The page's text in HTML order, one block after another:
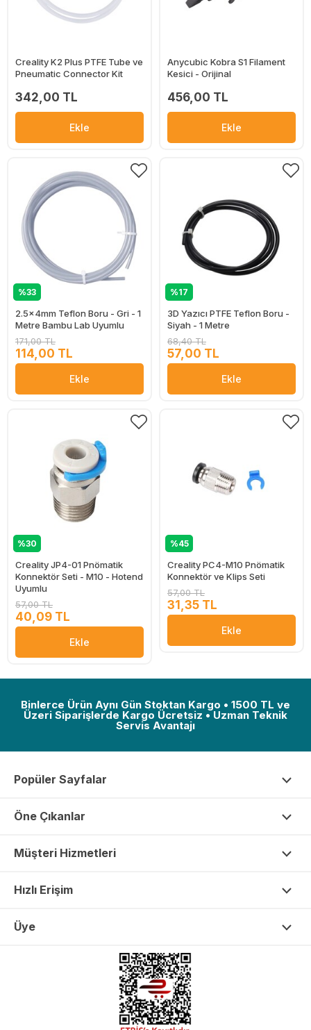
Creality K2 Plus PTFE Tube ve
Pneumatic Connector Kit
342,00 TL
Ekle
Anycubic Kobra S1 Filament
Kesici - Orijinal
456,00 TL
Ekle
%33
2.5x4mm Teflon Boru - Gri - 1
Metre Bambu Lab Uyumlu
171,00 TL
114,00 TL
Ekle
%17
3D Yazıcı PTFE Teflon Boru -
Siyah - 1 Metre
68,40 TL
57,00 TL
Ekle
%30
Creality JP4-01 Pnömatik
Konnektör Seti - M10 - Hotend
Uyumlu
57,00 TL
40,09 TL
Ekle
%45
Creality PC4-M10 Pnömatik
Konnektör ve Klips Seti
57,00 TL
31,35 TL
Ekle
Binlerce Ürün Aynı Gün Stoktan Kargo • 1500 TL ve
Üzeri Siparişlerde Kargo Ücretsiz • Uzman Teknik
Servis Avantajı
Popüler Sayfalar
Öne Çıkanlar
Müşteri Hizmetleri
Hızlı Erişim
Üye